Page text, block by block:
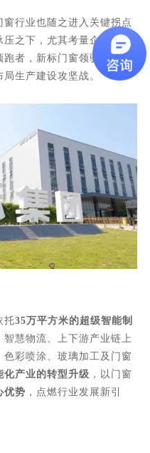
行业也随之进入关键拐点
之下，尤其考量企业的综
者，新标门窗领驭时代浪
局生产建设攻坚战。
托35万平方米的超级智能制
慧物流、上下游产业链上
彩喷涂、玻璃加工及门窗
化产业的转型升级 ，以门窗
优势 ，点燃行业发展新引